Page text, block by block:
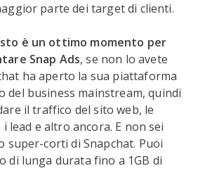
parte dei target di clienti.
è un ottimo momento per
Snap Ads, se non lo avete
ha aperto la sua piattaforma
del business mainstream, quindi
il traffico del sito web, le
lead e altro ancora. E non sei
super-corti di Snapchat. Puoi
di lunga durata fino a 1GB di